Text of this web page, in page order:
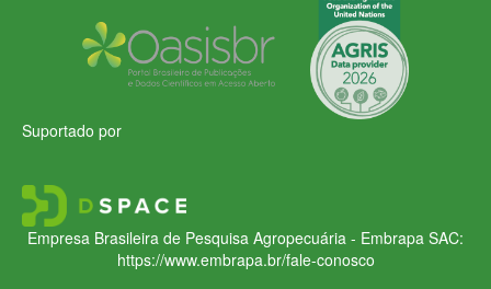
Suportado por
Empresa Brasileira de Pesquisa Agropecuária - Embrapa SAC:
https://www.embrapa.br/fale-conosco